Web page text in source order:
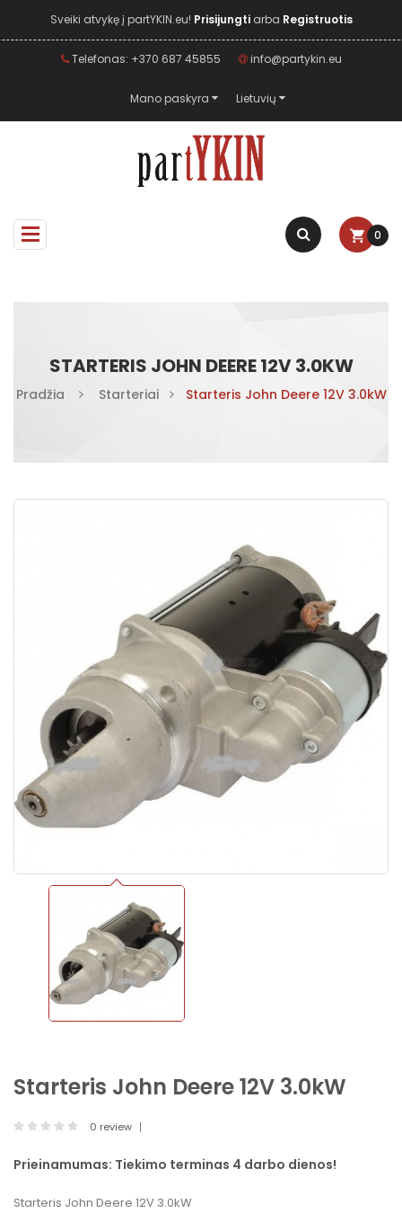
Sveiki atvykę į partYKIN.eu! Prisijungti arba Registruotis
Telefonas: +370 687 45855 info@partykin.eu
Mano paskyra Lietuvių
0
STARTERIS JOHN DEERE 12V 3.0KW
Pradžia Starteriai Starteris John Deere 12V 3.0kW
Starteris John Deere 12V 3.0kW
0 review
Prieinamumas: Tiekimo terminas 4 darbo dienos!
Starteris John Deere 12V 3.0kW